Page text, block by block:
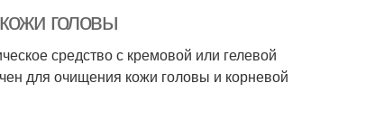
фруктовыми
головы
средство с кремовой или гелевой
для очищения кожи головы и корневой